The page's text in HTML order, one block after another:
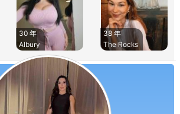
30 年
Albury
38 年
The Rocks